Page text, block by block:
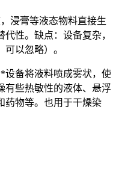
浸膏等液态物料直接生
性。缺点：设备复杂，
以忽略）。
设备将液料喷成雾状，使
有些热敏性的液体、悬浮
药物等。也用于干燥染